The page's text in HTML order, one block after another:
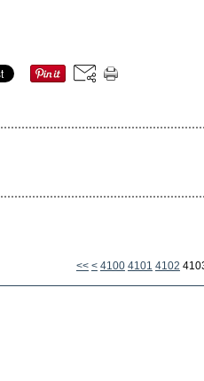
<< < 4100 4101 4102